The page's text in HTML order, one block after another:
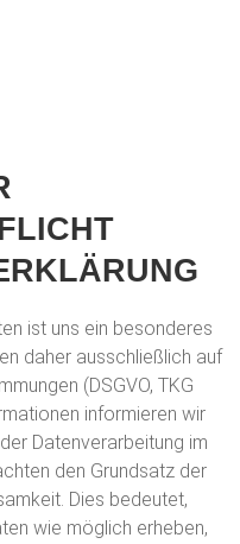
ist uns ein besonderes
daher ausschließlich auf
(DSGVO, TKG
informieren wir
Datenverarbeitung im
den Grundsatz der
Dies bedeutet,
wie möglich erheben,